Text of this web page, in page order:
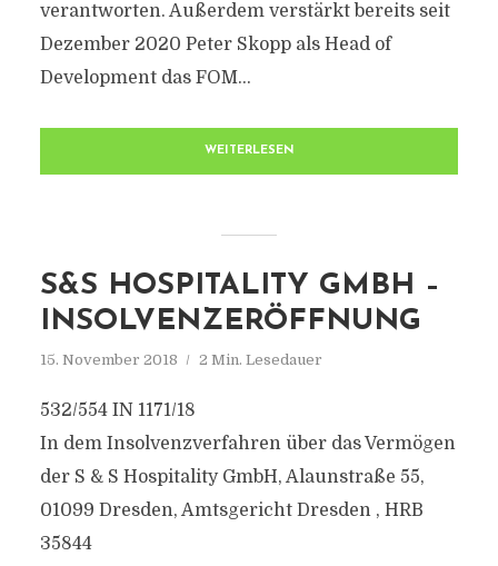
verantworten. Außerdem verstärkt bereits seit
Dezember 2020 Peter Skopp als Head of
Development das FOM...
WEITERLESEN
S&S HOSPITALITY GMBH –
INSOLVENZERÖFFNUNG
15. November 2018 2 Min. Lesedauer
532/554 IN 1171/18
In dem Insolvenzverfahren über das Vermögen
der S & S Hospitality GmbH, Alaunstraße 55,
01099 Dresden, Amtsgericht Dresden , HRB
35844